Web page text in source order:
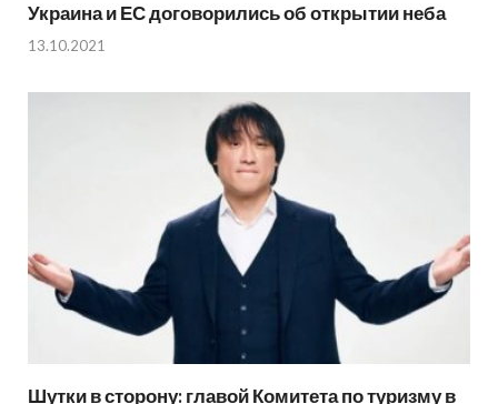
Украина и ЕС договорились об открытии неба
13.10.2021
Шутки в сторону: главой Комитета по туризму в